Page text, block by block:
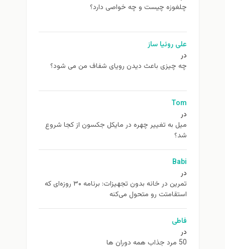
چلغوزه چیست و چه خواصی دارد؟
علی روئیا ساز
در
چه چیزی باعث دیدن رویای شفاف من می شود؟
Tom
در
ميل به تغيير چهره در مایکل جکسون از كجا شروع
شد؟
Babi
در
تمرین در خانه بدون تجهیزات: برنامه ۳۰ روزه‌ای که
استقامتت رو متحول می‌کنه
فاطی
در
50 مرد جذاب همه دوران ها